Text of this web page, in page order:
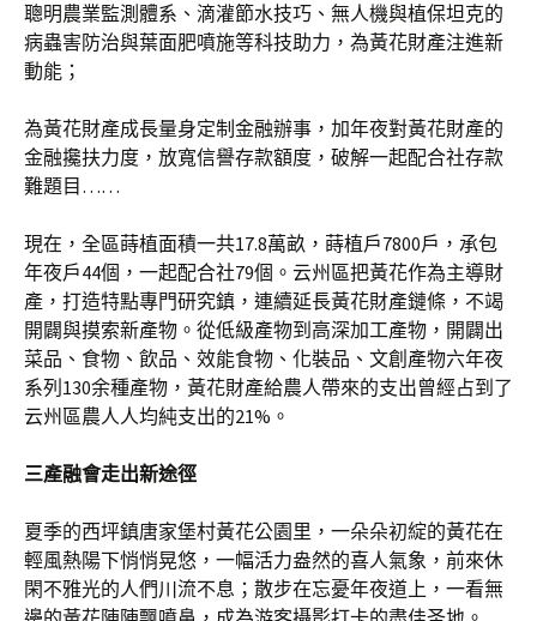
聰明農業監測體系、滴灌節水技巧、無人機與植保坦克的
病蟲害防治與葉面肥噴施等科技助力，為黃花財產注進新
動能；
為黃花財產成長量身定制金融辦事，加年夜對黃花財產的
金融攙扶力度，放寬信譽存款額度，破解一起配合社存款
難題目……
現在，全區蒔植面積一共17.8萬畝，蒔植戶7800戶，承包
年夜戶44個，一起配合社79個。云州區把黃花作為主導財
產，打造特點專門研究鎮，連續延長黃花財產鏈條，不竭
開闢與摸索新產物。從低級產物到高深加工產物，開闢出
菜品、食物、飲品、效能食物、化裝品、文創產物六年夜
系列130余種產物，黃花財產給農人帶來的支出曾經占到了
云州區農人人均純支出的21%。
三產融會走出新途徑
夏季的西坪鎮唐家堡村黃花公園里，一朵朵初綻的黃花在
輕風熱陽下悄悄晃悠，一幅活力盎然的喜人氣象，前來休
閑不雅光的人們川流不息；散步在忘憂年夜道上，一看無